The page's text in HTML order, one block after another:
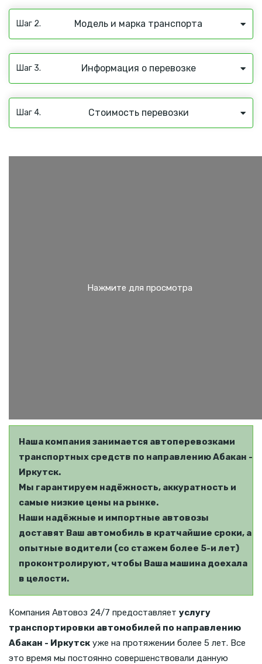
Шаг 2. Модель и марка транспорта
Шаг 3. Информация о перевозке
Шаг 4. Стоимость перевозки
Наша компания занимается автоперевозками
транспортных средств по направлению Абакан -
Иркутск.
Мы гарантируем надёжность, аккуратность и
самые низкие цены на рынке.
Наши надёжные и импортные автовозы
доставят Ваш автомобиль в кратчайшие сроки, а
опытные водители (со стажем более 5-и лет)
проконтролируют, чтобы Ваша машина доехала
в целости.
Компания Автовоз 24/7 предоставляет услугу
транспортировки автомобилей по направлению
Абакан - Иркутск уже на протяжении более 5 лет. Все
это время мы постоянно совершенствовали данную